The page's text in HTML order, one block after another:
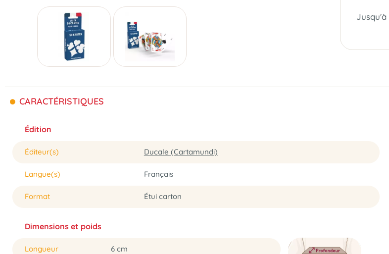
Jusqu'à
CARACTÉRISTIQUES
Édition
Éditeur(s) Ducale (Cartamundi)
Langue(s) Français
Format Étui carton
Dimensions et poids
Longueur 6 cm